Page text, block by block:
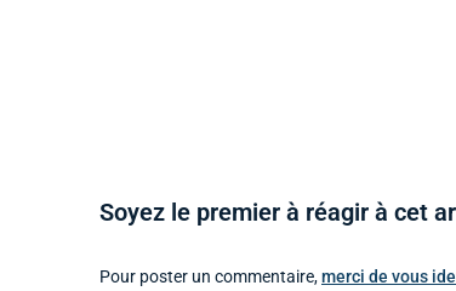
Soyez le premier à réagir à cet
Pour poster un commentaire,merci de vous